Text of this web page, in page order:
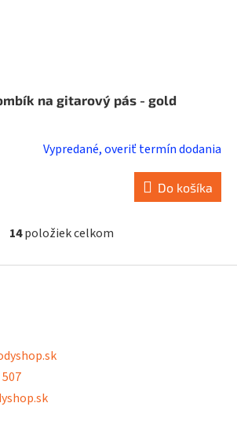
na gitarový pás - gold
Vypredané, overiť termín dodania
Do košíka
O
l
14položiek celkom